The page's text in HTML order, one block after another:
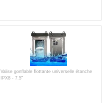
Valise gonflable flottante universelle étanche
IPX8 - 7.5"